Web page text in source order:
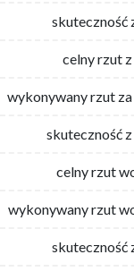
skuteczność
celny rzut
wykonywany rzut
skuteczność
celny rzut
wykonywany rzut
skuteczność
skuteczność
celny rzut
wykonywany rzut
skuteczność
celny rzut
wykonywany rzut
skuteczność